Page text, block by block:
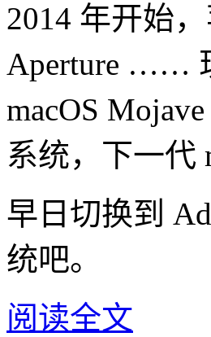
2014 年开始
Aperture ……
macOS
系统，下一代
早日切换到
统吧。
阅读全文